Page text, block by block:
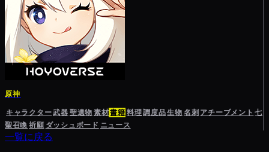
原神
キャラクター武器聖遺物素材書籍料理調度品生物名刺 アチーブメント 七
聖召喚祈願 ダッシュボード ニュース
一覧に戻る